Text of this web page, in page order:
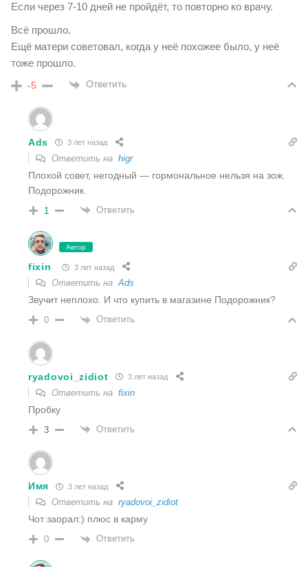
Если через 7-10 дней не пройдёт, то повторно ко врачу.
Всё прошло.
Ещё матери советовал, когда у неё похожее было, у неё
тоже прошло.
-5 Ответить
Ads 3 лет назад
Ответить на higr
Плохой совет, негодный — гормональное нельзя на зож.
Подорожник.
1 Ответить
Автор
fixin 3 лет назад
Ответить наAds
Звучит неплохо. И что купить в магазине Подорожник?
0 Ответить
ryadovoi_zidiot 3 лет назад
Ответить на fixin
Пробку
3 Ответить
Имя 3 лет назад
Ответить на ryadovoi_zidiot
Чот заорал:) плюс в карму
0 Ответить